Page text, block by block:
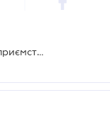
Екскерівнику гірничовидобувного підприємства повідомлено про підозру в ухиленні від сплати 27 млн грн рентних платежів